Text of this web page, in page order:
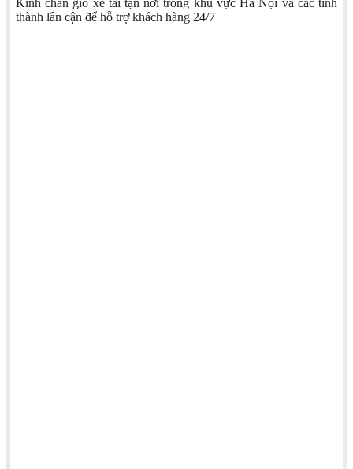
Kính chắn gió xe tải tận nơi trong khu vực Hà Nội và các tỉnh
thành lân cận để hỗ trợ khách hàng 24/7